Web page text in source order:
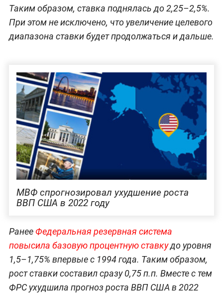
Таким образом, ставка поднялась до 2,25–2,5%.
При этом не исключено, что увеличение целевого
диапазона ставки будет продолжаться и дальше.
МВФ спрогнозировал ухудшение роста
ВВП США в 2022 году
Ранее Федеральная резервная система
повысила базовую процентную ставкудо уровня
1,5–1,75% впервые с 1994 года. Таким образом,
рост ставки составил сразу 0,75 п.п. Вместе с тем
ФРС ухудшила прогноз роста ВВП США в 2022